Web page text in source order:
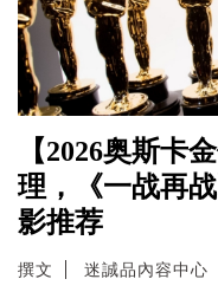
【2026奥斯卡
理，《一战再
影推荐
撰文 迷誠品內容中心